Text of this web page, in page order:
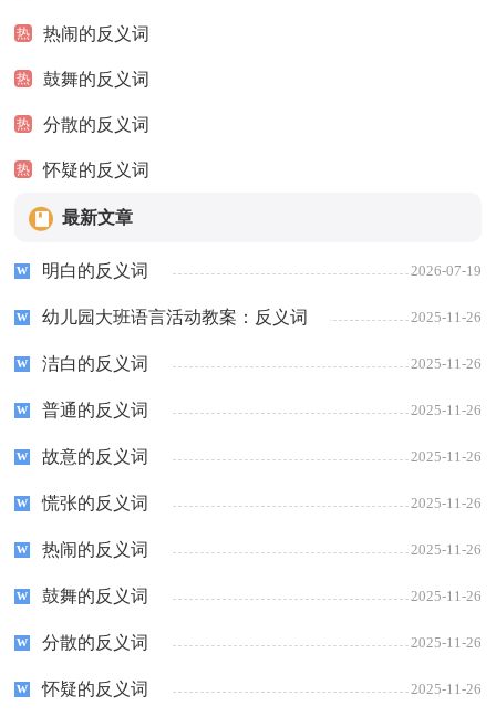
热 热闹的反义词
热 鼓舞的反义词
热 分散的反义词
热 怀疑的反义词
最新文章
明白的反义词 2026-07-19
幼儿园大班语言活动教案：反义词 2025-11-26
洁白的反义词 2025-11-26
普通的反义词 2025-11-26
故意的反义词 2025-11-26
慌张的反义词 2025-11-26
热闹的反义词 2025-11-26
鼓舞的反义词 2025-11-26
分散的反义词 2025-11-26
怀疑的反义词 2025-11-26